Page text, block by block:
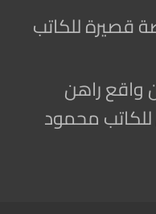
قصيرة للكاتب
واقع راهن
محمود